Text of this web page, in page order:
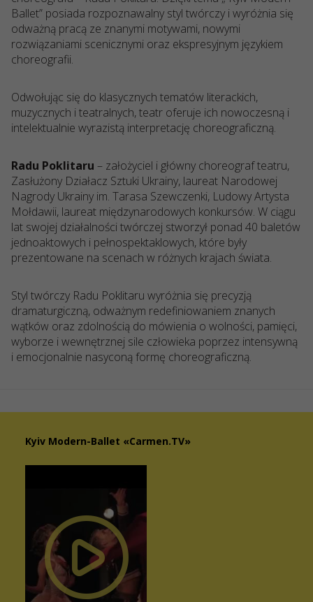
Ballet” posiada rozpoznawalny styl twórczy i wyróżnia się
odważną pracą ze znanymi motywami, nowymi
rozwiązaniami scenicznymi oraz ekspresyjnym językiem
choreografii.
Odwołując się do klasycznych tematów literackich,
muzycznych i teatralnych, teatr oferuje ich nowoczesną i
intelektualnie wyrazistą interpretację choreograficzną.
Radu Poklitaru – założyciel i główny choreograf teatru,
Zasłużony Działacz Sztuki Ukrainy, laureat Narodowej
Nagrody Ukrainy im. Tarasa Szewczenki, Ludowy Artysta
Mołdawii, laureat międzynarodowych konkursów. W ciągu
lat swojej działalności twórczej stworzył ponad 40 baletów
jednoaktowych i pełnospektaklowych, które były
prezentowane na scenach w różnych krajach świata.
Styl twórczy Radu Poklitaru wyróżnia się precyzją
dramaturgiczną, odważnym redefiniowaniem znanych
wątków oraz zdolnością do mówienia o wolności, pamięci,
wyborze i wewnętrznej sile człowieka poprzez intensywną
i emocjonalnie nasyconą formę choreograficzną.
Kyiv Modern-Ballet «Carmen.TV»